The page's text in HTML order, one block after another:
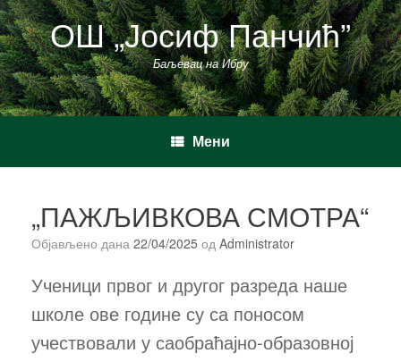
Пређи
на
садржај ОШ „Јосиф Панчић”
Баљевац на Ибру
Мени
„ПАЖЉИВКОВА СМОТРА“
Објављено дана 22/04/2025 од Administrator
Ученици првог и другог разреда наше
школе ове године су са поносом
учествовали у саобраћајно-образовној